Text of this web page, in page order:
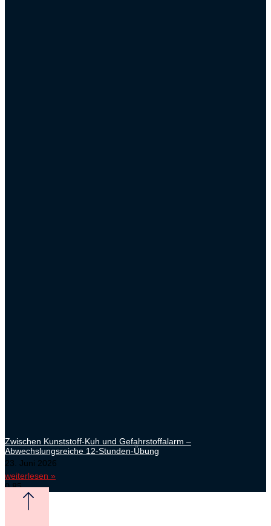
Zwischen Kunststoff-Kuh und Gefahrstoffalarm –
Abwechslungsreiche 12-Stunden-Übung
23. Juni 2026
weiterlesen »